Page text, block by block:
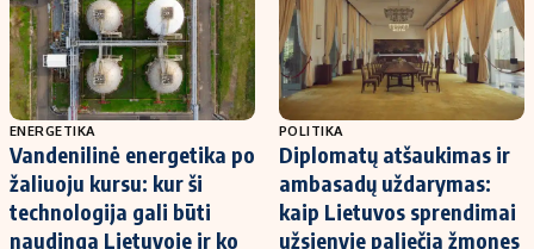
ENERGETIKA
Vandenilinė energetika po
žaliuoju kursu: kur ši
technologija gali būti
naudinga Lietuvoje ir ko
POLITIKA
Diplomatų atšaukimas ir
ambasadų uždarymas:
kaip Lietuvos sprendimai
užsienyje paliečia žmones